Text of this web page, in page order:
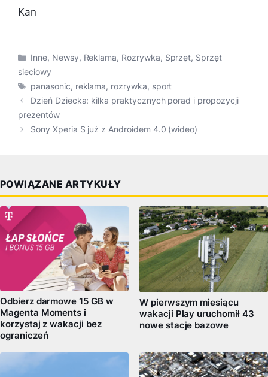
Kan
Kategorie
Inne, Newsy, Reklama, Rozrywka, Sprzęt, Sprzęt
sieciowy
Tagi
panasonic, reklama, rozrywka, sport
Dzień Dziecka: kilka praktycznych porad i propozycji
prezentów
Sony Xperia S już z Androidem 4.0 (wideo)
POWIĄZANE ARTYKUŁY
Odbierz darmowe 15 GB w
Magenta Moments i
korzystaj z wakacji bez
ograniczeń
W pierwszym miesiącu
wakacji Play uruchomił 43
nowe stacje bazowe